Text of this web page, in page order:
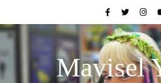
Mavisel